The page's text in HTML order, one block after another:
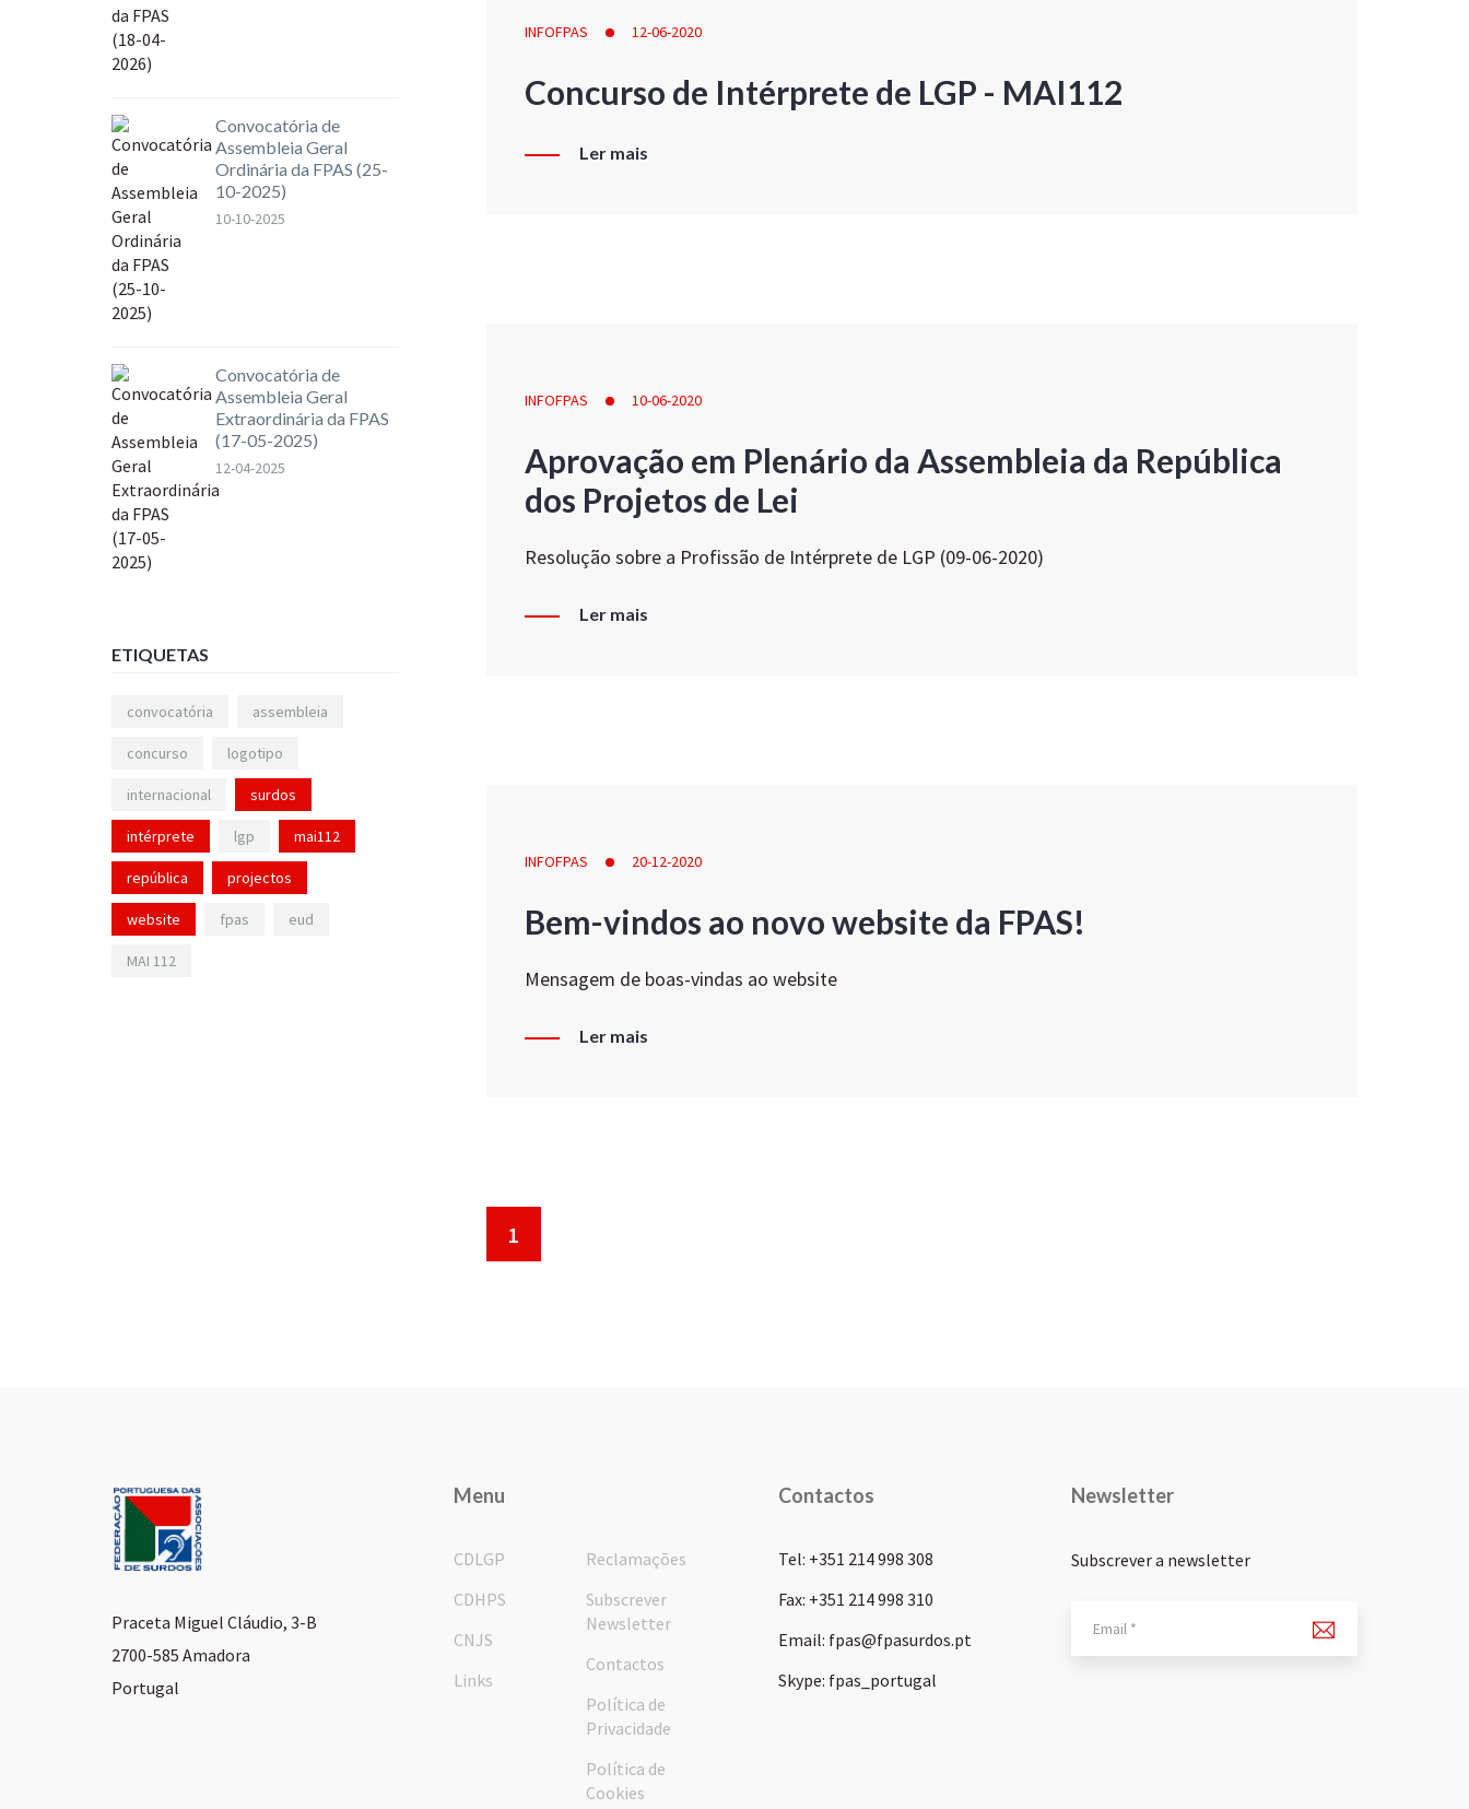
INFOFPAS 12-06-2020
Concurso de Intérprete de LGP - MAI112
Ler mais
INFOFPAS 10-06-2020
Aprovação em Plenário da Assembleia da República
dos Projetos de Lei
Resolução sobre a Profissão de Intérprete de LGP (09-06-2020)
Ler mais
INFOFPAS 20-12-2020
Bem-vindos ao novo website da FPAS!
Mensagem de boas-vindas ao website
Ler mais
1
Convocatória de
Assembleia Geral
Ordinária da FPAS (25-
10-2025)
10-10-2025
Convocatória de
Assembleia Geral
Extraordinária da FPAS
(17-05-2025)
12-04-2025
ETIQUETAS
convocatória assembleia
concurso logotipo
internacional surdos
intérprete lgp mai112
república projectos
website fpas eud
MAI 112
Praceta Miguel Cláudio, 3-B
2700-585 Amadora
Portugal
Menu
CDLGP
CDHPS
CNJS
Links
Reclamações
Subscrever
Newsletter
Contactos
Política de
Privacidade
Política de
Cookies
Contactos
Tel: +351 214 998 308
Fax: +351 214 998 310
Email: fpas@fpasurdos.pt
Skype: fpas_portugal
Newsletter
Subscrever a newsletter